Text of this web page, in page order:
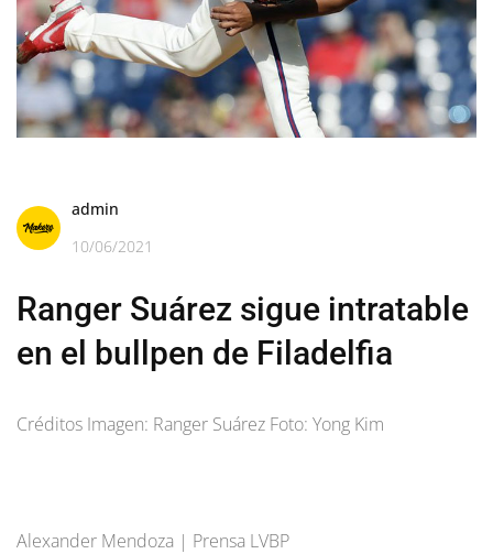
admin
10/06/2021
Ranger Suárez sigue intratable
en el bullpen de Filadelfia
Créditos Imagen: Ranger Suárez Foto: Yong Kim
Alexander Mendoza | Prensa LVBP